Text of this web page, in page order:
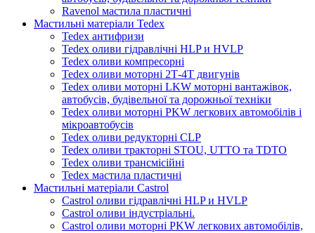
Ravenol мастила пластичні
Мастильні матеріали Tedex
Tedex антифризи
Tedex оливи гідравлічні HLP и HVLP
Tedex оливи компресорні
Tedex оливи моторні 2Т-4Т двигунів
Tedex оливи моторні LKW моторні вантажівок,
автобусів, будівельної та дорожньої техніки
Tedex оливи моторні PKW легкових автомобілів і
мікроавтобусів
Tedex оливи редукторні CLP
Tedex оливи тракторні STOU, UTTO та TDTO
Tedex оливи трансмісійні
Tedex мастила пластичні
Мастильні матеріали Castrol
Castrol оливи гідравлічні HLP и HVLP
Castrol оливи індустріальні.
Castrol оливи моторні PKW легкових автомобілів,